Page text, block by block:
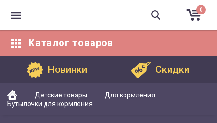
0
Каталог товаров
Новинки Скидки
Детские товары
Для кормления
Бутылочки для кормления